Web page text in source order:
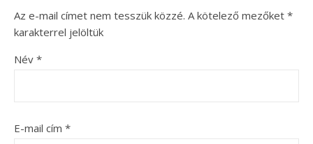
Az e-mail címet nem tesszük közzé. A kötelező mezőket *
karakterrel jelöltük
Név *
E-mail cím *